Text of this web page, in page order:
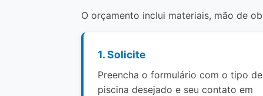
O orçamento inclui materiais, mão de
1. Solicite
Preencha o formulário com o tipo de
piscina desejado e seu contato em